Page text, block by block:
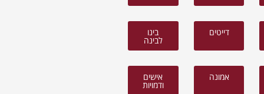
דייטים בינו
לבינה
אמונה אישים
ודמויות